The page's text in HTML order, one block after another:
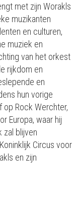
met zijn Worakls
muzikanten
en culturen,
muziek en
van het orkest
rijkdom en
en
hun vorige
op Rock Werchter,
Europa, waar hij
zal blijven
Circus voor
en zijn